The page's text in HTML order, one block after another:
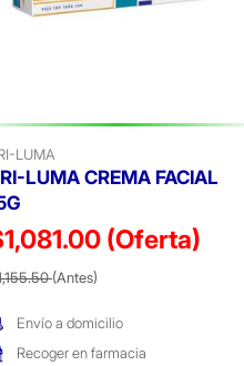
LUMA
LUMA CREMA FACIAL
(Oferta)
reducido de
(Antes)
Envío a domicilio
Recoger en farmacia